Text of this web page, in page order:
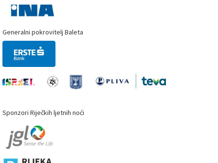
Generalni pokrovitelj Baleta
Sponzori Riječkih ljetnih noći